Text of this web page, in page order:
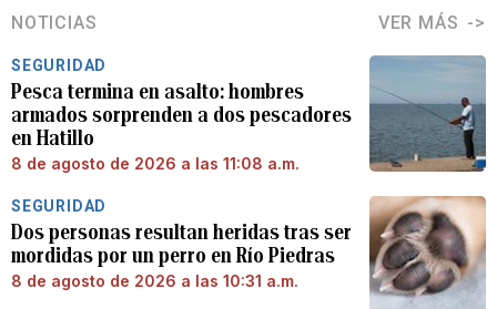
NOTICIAS VER MÁS
SEGURIDAD
Pesca termina en asalto: hombres
armados sorprenden a dos pescadores
en Hatillo
8 de agosto de 2026 a las 11:08 a.m.
SEGURIDAD
Dos personas resultan heridas tras ser
mordidas por un perro en Río Piedras
8 de agosto de 2026 a las 10:31 a.m.